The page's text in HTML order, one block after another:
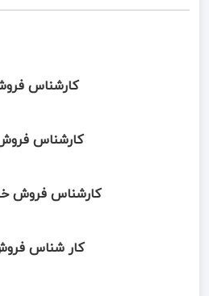
کارشناس
کارشناس
کارشناس فروش
کار شناس